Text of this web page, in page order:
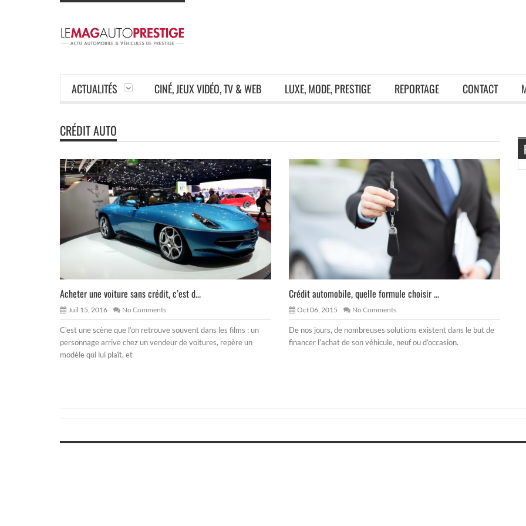
ACTUALITÉS CINÉ, JEUX VIDÉO, TV & WEB LUXE, MODE, PRESTIGE REPORTAGE CONTACT
CRÉDIT AUTO
Acheter une voiture sans crédit, c’est d...
Juil 15, 2016 No Comments
C’est une scène que l’on retrouve souvent dans les films : un
personnage arrive chez un vendeur de voitures, repère un
modèle qui lui plaît, et
Crédit automobile, quelle formule choisir ...
Oct 06, 2015 No Comments
De nos jours, de nombreuses solutions existent dans le but de
financer l’achat de son véhicule, neuf ou d’occasion.